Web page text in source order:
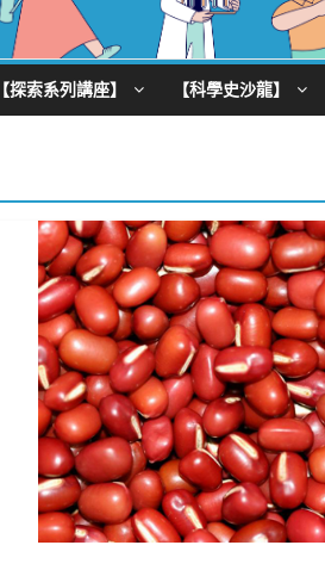
【探索系列講座】 【科學史沙龍】